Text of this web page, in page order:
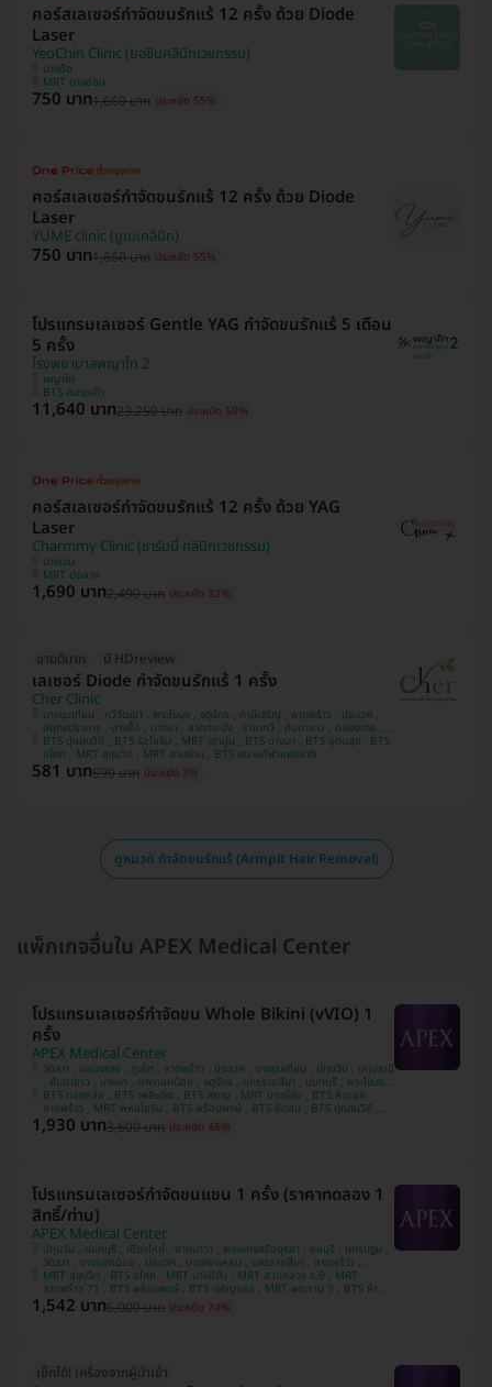
คอร์สเลเซอร์กำจัดขนรักแร้ 12 ครั้ง ด้วย Diode
Laser
YeoChin Clinic (ยอชินคลินิกเวชกรรม)
บางซื่อ
MRT บางซ่อน
750 บาท1,660 บาท ประหยัด 55%
คอร์สเลเซอร์กำจัดขนรักแร้ 12 ครั้ง ด้วย Diode
Laser
YUME clinic (ยูเมะคลินิก)
750 บาท1,660 บาท ประหยัด 55%
โปรแกรมเลเซอร์ Gentle YAG กำจัดขนรักแร้ 5 เดือน
5 ครั้ง
โรงพยาบาลพญาไท 2
พญาไท
BTS สนามเป้า
11,640 บาท23,250 บาท ประหยัด 50%
คอร์สเลเซอร์กำจัดขนรักแร้ 12 ครั้ง ด้วย YAG
Laser
Charmmy Clinic (ชาร์มมี่ คลินิกเวชกรรม)
บางเขน
MRT มัยลาภ
1,690 บาท2,490 บาท ประหยัด 32%
ขายดีมาก มี HDreview
เลเซอร์ Diode กำจัดขนรักแร้ 1 ครั้ง
Cher Clinic
บางขุนเทียน , ทวีวัฒนา , พระโขนง , จตุจักร , ภาษีเจริญ , ลาดพร้าว , ประเวศ ,
สมุทรปราการ , บางซื่อ , บางนา , ลาดกระบัง , ราชเทวี , คันนายาว , คลองเตย ,
บางแค , ปทุมวัน
BTS ปุณณวิถี , BTS รัชโยธิน , MRT เตาปูน , BTS บางนา , BTS อุดมสุข , BTS
อโศก , MRT สุขุมวิท , MRT สามย่าน , BTS สนามกีฬาแห่งชาติ
581 บาท599 บาท ประหยัด 3%
ดูหมวด กำจัดขนรักแร้ (Armpit Hair Removal)
แพ็กเกจอื่นใน APEX Medical Center
โปรแกรมเลเซอร์กำจัดขน Whole Bikini (vVIO) 1
ครั้ง
APEX Medical Center
วัฒนา , คลองเตย , ภูเก็ต , ลาดพร้าว , ประเวศ , บางขุนเทียน , ปทุมวัน , ปทุมธานี
, คันนายาว , บางนา , บางกอกน้อย , จตุจักร , นครราชสีมา , นนทบุรี , พระโขนง ,
บางรัก , ชลบุรี , ห้วยขวาง , เชียงใหม่ , พระนครศรีอยุธยา , สมุทรปราการ ,
ประจวบคีรีขันธ์ , บางคอแหลม , ยานนาวา , หลักสี่ , นครสวรรค์ , บางแค ,
BTS ทองหล่อ , BTS เพลินจิต , BTS สยาม , MRT บางยี่ขัน , BTS ห้าแยก
ลาดพร้าว , MRT พหลโยธิน , BTS พร้อมพงษ์ , BTS ชิดลม , BTS ปุณณวิถี ,
MRT สีลม , BTS ศาลาแดง , MRT พระราม 9 , MRT ลาดพร้าว 71 , MRT สาม
ย่าน , BTS นานา , MRT สุขุมวิท , BTS อโศก , BTS เจริญนคร , MRT สวนหลวง
1,930 บาท3,600 บาท ประหยัด 46%
โปรแกรมเลเซอร์กำจัดขนแขน 1 ครั้ง (ราคาทดลอง 1
สิทธิ์/ท่าน)
APEX Medical Center
ปทุมวัน , นนทบุรี , เชียงใหม่ , ยานนาวา , พระนครศรีอยุธยา , ชลบุรี , นครปฐม ,
วัฒนา , บางกอกน้อย , ประเวศ , บางคอแหลม , นครราชสีมา , ลาดพร้าว ,
คลองเตย , คลองสาน , คันนายาว , นครสวรรค์ , บางแค , ขอนแก่น , บางนา ,
ห้วยขวาง , ปทุมธานี , ประจวบคีรีขันธ์ , สงขลา , จตุจักร , อุดรธานี , พระโขนง ,
MRT สุขุมวิท , BTS อโศก , MRT บางยี่ขัน , MRT สวนหลวง ร.9 , MRT
ลาดพร้าว 71 , BTS พร้อมพงษ์ , BTS เจริญนคร , MRT พระราม 9 , BTS ห้า
แยกลาดพร้าว , MRT พหลโยธิน , BTS ชิดลม , BTS สยาม , BTS ปุณณวิถี ,
BTS นานา , BTS เพลินจิต , BTS ทองหล่อ , MRT สามย่าน , MRT สีลม , BTS
1,542 บาท6,000 บาท ประหยัด 74%
เช็กได้! เครื่องจากผู้นำเข้า